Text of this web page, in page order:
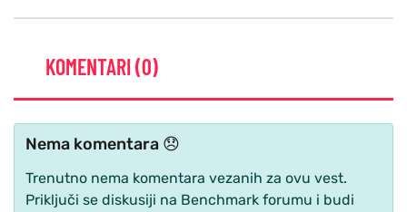
KOMENTARI (0)
Nema komentara 😞
Trenutno nema komentara vezanih za ovu vest.
Priključi se diskusiji na Benchmark forumu i budi